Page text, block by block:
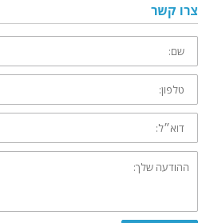
צרו קשר
שם:
טלפון:
דוא״ל:
ההודעה
שלך: